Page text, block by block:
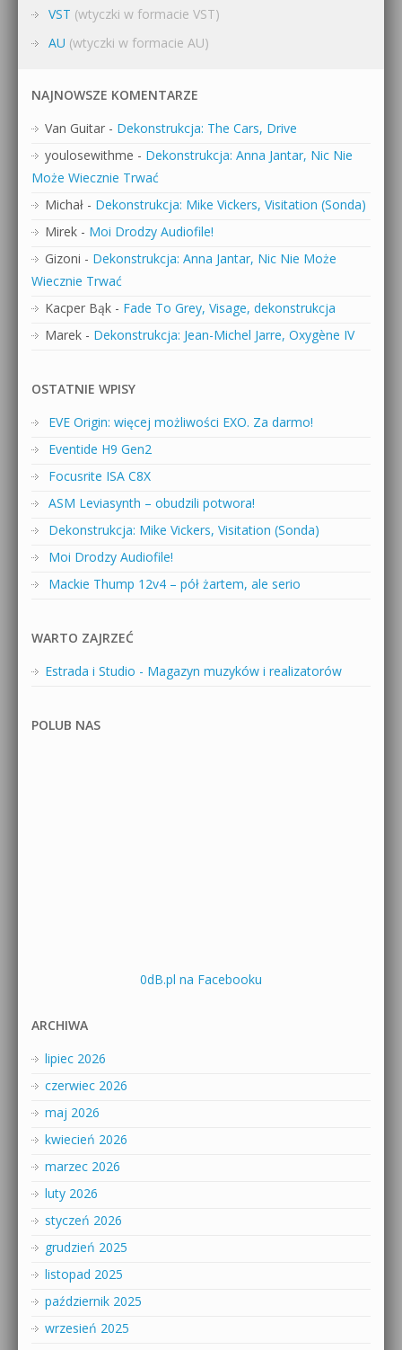
VST (wtyczki w formacie VST)
AU (wtyczki w formacie AU)
NAJNOWSZE KOMENTARZE
Van Guitar - Dekonstrukcja: The Cars, Drive
youlosewithme - Dekonstrukcja: Anna Jantar, Nic Nie
Może Wiecznie Trwać
Michał - Dekonstrukcja: Mike Vickers, Visitation (Sonda)
Mirek - Moi Drodzy Audiofile!
Gizoni - Dekonstrukcja: Anna Jantar, Nic Nie Może
Wiecznie Trwać
Kacper Bąk - Fade To Grey, Visage, dekonstrukcja
Marek - Dekonstrukcja: Jean-Michel Jarre, Oxygène IV
OSTATNIE WPISY
EVE Origin: więcej możliwości EXO. Za darmo!
Eventide H9 Gen2
Focusrite ISA C8X
ASM Leviasynth – obudzili potwora!
Dekonstrukcja: Mike Vickers, Visitation (Sonda)
Moi Drodzy Audiofile!
Mackie Thump 12v4 – pół żartem, ale serio
WARTO ZAJRZEĆ
Estrada i Studio - Magazyn muzyków i realizatorów
POLUB NAS
0dB.pl na Facebooku
ARCHIWA
lipiec 2026
czerwiec 2026
maj 2026
kwiecień 2026
marzec 2026
luty 2026
styczeń 2026
grudzień 2025
listopad 2025
październik 2025
wrzesień 2025